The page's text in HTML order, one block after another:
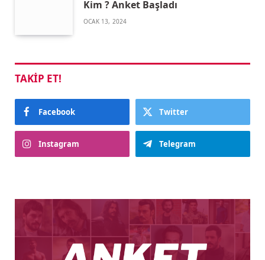
Kim ? Anket Başladı
OCAK 13, 2024
TAKIP ET!
Facebook Twitter
Instagram Telegram